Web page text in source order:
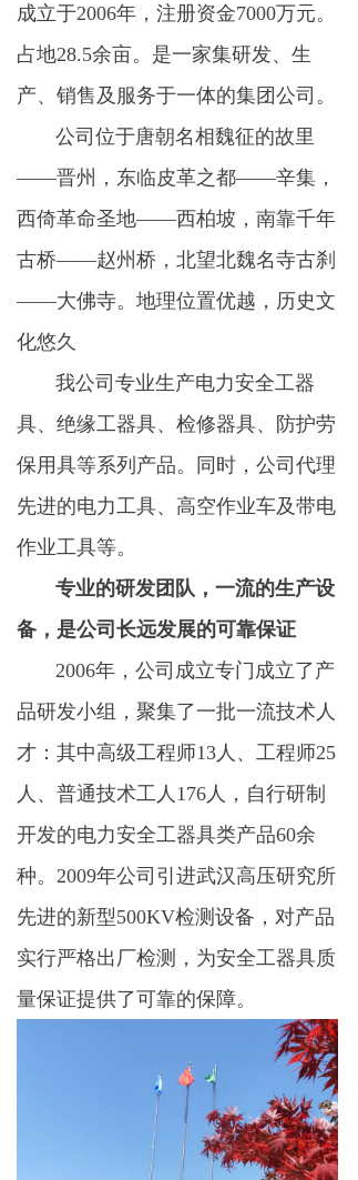
成立于2006年，注册资金7000万元。
占地28.5余亩。是一家集研发、生
产、销售及服务于一体的集团公司。
公司位于唐朝名相魏征的故里
——晋州，东临皮革之都——辛集，
西倚革命圣地——西柏坡，南靠千年
古桥——赵州桥，北望北魏名寺古刹
——大佛寺。地理位置优越，历史文
化悠久
我公司专业生产电力安全工器
具、绝缘工器具、检修器具、防护劳
保用具等系列产品。同时，公司代理
先进的电力工具、高空作业车及带电
作业工具等。
专业的研发团队，一流的生产设
备，是公司长远发展的可靠保证
2006年，公司成立专门成立了产
品研发小组，聚集了一批一流技术人
才：其中高级工程师13人、工程师25
人、普通技术工人176人，自行研制
开发的电力安全工器具类产品60余
种。2009年公司引进武汉高压研究所
先进的新型500KV检测设备，对产品
实行严格出厂检测，为安全工器具质
量保证提供了可靠的保障。